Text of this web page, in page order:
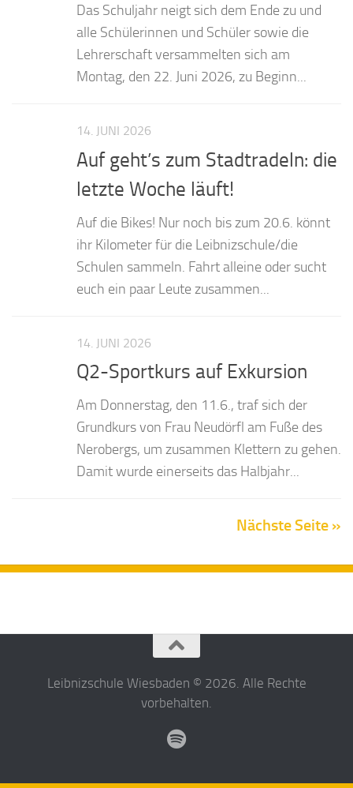
Das Schuljahr neigt sich dem Ende zu und
alle Schülerinnen und Schüler sowie die
Lehrerschaft versammelten sich am
Montag, den 22. Juni 2026, zu Beginn...
14. JUNI 2026
Auf geht’s zum Stadtradeln: die
letzte Woche läuft!
Auf die Bikes! Nur noch bis zum 20.6. könnt
ihr Kilometer für die Leibnizschule/die
Schulen sammeln. Fahrt alleine oder sucht
euch ein paar Leute zusammen...
14. JUNI 2026
Q2-Sportkurs auf Exkursion
Am Donnerstag, den 11.6., traf sich der
Grundkurs von Frau Neudörfl am Fuße des
Nerobergs, um zusammen Klettern zu gehen.
Damit wurde einerseits das Halbjahr...
Nächste Seite »
Leibnizschule Wiesbaden © 2026. Alle Rechte
vorbehalten.